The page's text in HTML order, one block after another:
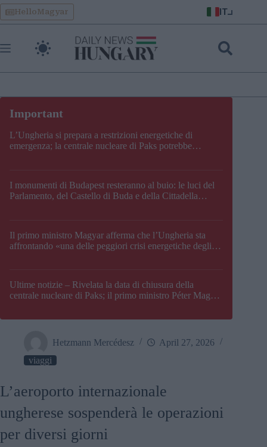
Skip
to
content
HelloMagyar IT
L’Ungheria si prepara a restrizioni energetiche di
emergenza; la centrale nucleare di Paks potrebbe
I monumenti di Budapest resteranno al buio: le luci del
Parlamento, del Castello di Buda e della Cittadella
Il primo ministro Magyar afferma che l’Ungheria sta
affrontando «una delle peggiori crisi energetiche degli
Ultime notizie – Rivelata la data di chiusura della
centrale nucleare di Paks; il primo ministro Péter Magyar
Hetzmann Mercédesz
April 27, 2026
viaggi
L’aeroporto internazionale
ungherese sospenderà le operazioni
per diversi giorni